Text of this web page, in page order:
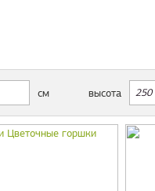
см высота